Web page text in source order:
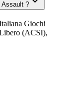
Assault ?
Giochi
(ACSI),